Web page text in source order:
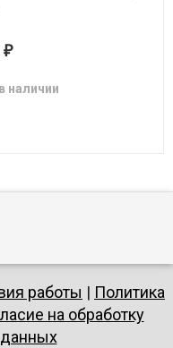
₽
наличии
работы | Политика
на обработку